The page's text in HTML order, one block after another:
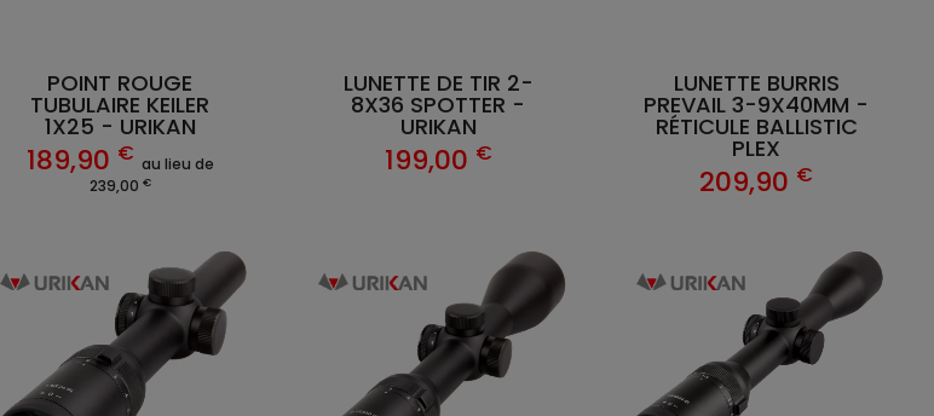
LUNETTE DE TIR 2-
8X36 SPOTTER -
URIKAN
199,00 €
POINT ROUGE
TUBULAIRE KEILER
1X25 - URIKAN
189,90 € au lieu de
239,00 €
LUNETTE BURRIS
PREVAIL 3-9X40MM -
RÉTICULE BALLISTIC
PLEX
209,90 €